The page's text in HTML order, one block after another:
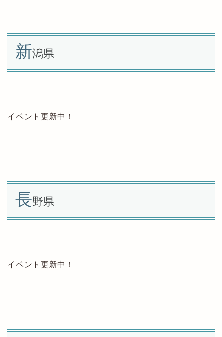
新潟県
イベント更新中！
長野県
イベント更新中！